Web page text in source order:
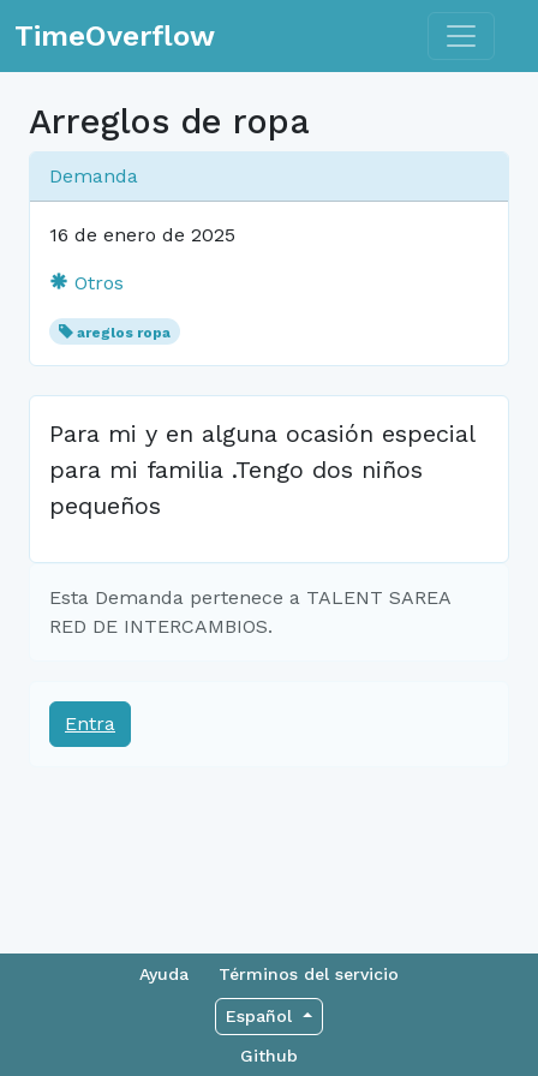
TimeOverflow Toggle
Arreglos de ropa
Demanda
16 de enero de 2025
Otros
areglos ropa
Para mi y en alguna ocasión especial
para mi familia .Tengo dos niños
pequeños
Esta Demanda pertenece a TALENT SAREA
RED DE INTERCAMBIOS.
Entra
Ayuda Términos del servicio
Español
Github